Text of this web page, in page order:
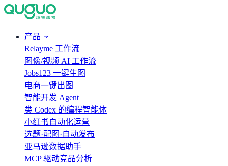
产品
Relayme 工作流
图像/视频 AI 工作流
Jobs123 一键生图
电商一键出图
智能开发 Agent
类 Codex 的编程智能体
小红书自动化运营
选题·配图·自动发布
亚马逊数据助手
MCP 驱动竞品分析